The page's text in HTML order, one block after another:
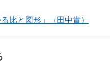
比と図形」（田中貴）